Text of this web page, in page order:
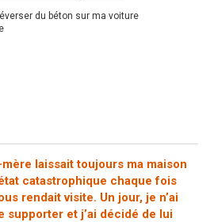
du béton sur ma voiture
laissait toujours ma maison
catastrophique chaque fois
rendait visite. Un jour, je n’ai
supporter et j’ai décidé de lui